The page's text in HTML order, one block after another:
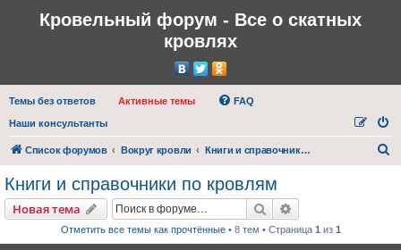
Кровельный форум - Все о скатных
кровлях
Темы без ответов Активные темы FAQ
Наши консультанты
Список форумов Вокруг кровли Книги и справочники по кровлям
Книги и справочники по кровлям
Новая тема Поиск
Отметить все темы как прочтённые• 8 тем • Страница 1 из 1